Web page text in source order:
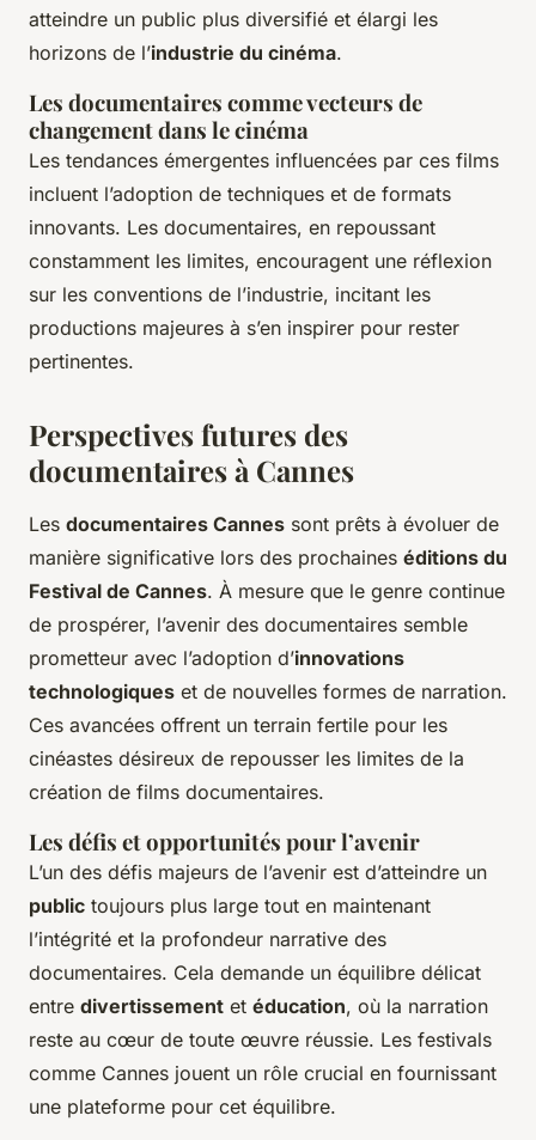
atteindre un public plus diversifié et élargi les
horizons de l’industrie du cinéma.
Les documentaires comme vecteurs de
changement dans le cinéma
Les tendances émergentes influencées par ces films
incluent l’adoption de techniques et de formats
innovants. Les documentaires, en repoussant
constamment les limites, encouragent une réflexion
sur les conventions de l’industrie, incitant les
productions majeures à s’en inspirer pour rester
pertinentes.
Perspectives futures des
documentaires à Cannes
Les documentaires Cannes sont prêts à évoluer de
manière significative lors des prochaines éditions du
Festival de Cannes. À mesure que le genre continue
de prospérer, l’avenir des documentaires semble
prometteur avec l’adoption d’innovations
technologiques et de nouvelles formes de narration.
Ces avancées offrent un terrain fertile pour les
cinéastes désireux de repousser les limites de la
création de films documentaires.
Les défis et opportunités pour l’avenir
L’un des défis majeurs de l’avenir est d’atteindre un
public toujours plus large tout en maintenant
l’intégrité et la profondeur narrative des
documentaires. Cela demande un équilibre délicat
entre divertissement et éducation, où la narration
reste au cœur de toute œuvre réussie. Les festivals
comme Cannes jouent un rôle crucial en fournissant
une plateforme pour cet équilibre.